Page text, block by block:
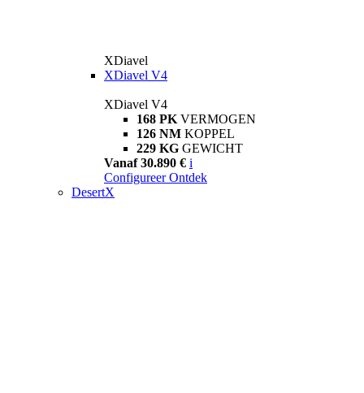
XDiavel
XDiavel V4
XDiavel V4
168 PK VERMOGEN
126 NM KOPPEL
229 KG GEWICHT
Vanaf 30.890 € i
Configureer Ontdek
DesertX